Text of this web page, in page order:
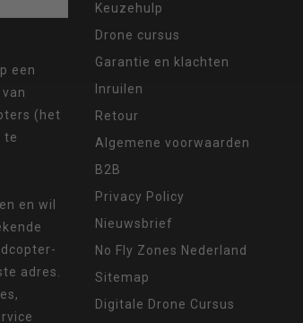
een
(het
te
en wil
adres.
Keuzehulp
Drone cursus
Garantie en klachten
Inruilen
Retour
Algemene voorwaarden
B2B
Privacy Policy
Nieuwsbrief
No Fly Zones Nederland
Sitemap
Digitale Drone Cursus